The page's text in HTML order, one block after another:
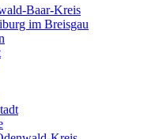
Baar-Kreis
im Breisgau